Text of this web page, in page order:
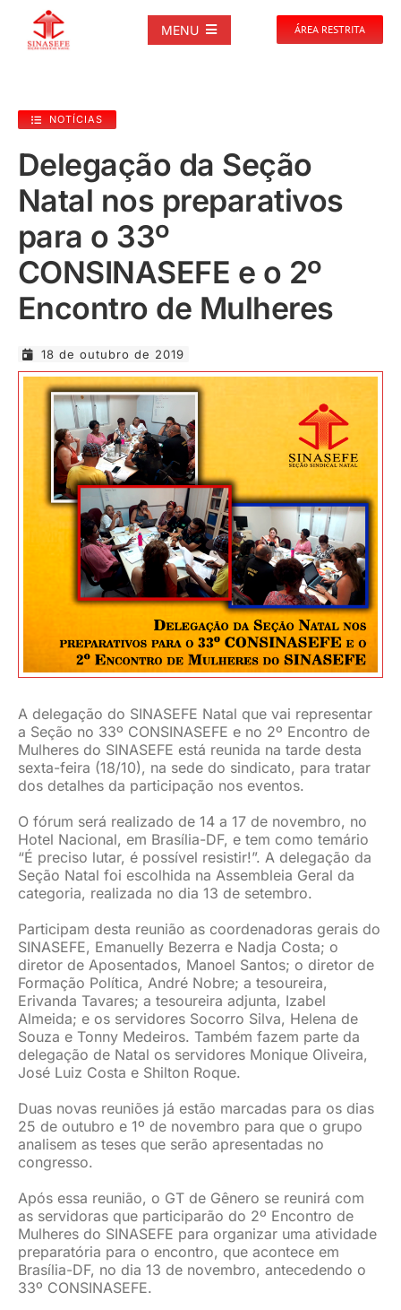
MENU
NOTÍCIAS
PUBLICAÇÕES
DOCUMENTOS
GALERIAS
EVENTOS
JURÍDICO
CLUBE
CONTATO
ÁREA RESTRITA
NOTÍCIAS
Delegação da Seção
Natal nos preparativos
para o 33º
CONSINASEFE e o 2º
Encontro de Mulheres
18 de outubro de 2019
A delegação do SINASEFE Natal que vai representar
a Seção no 33º CONSINASEFE e no 2º Encontro de
Mulheres do SINASEFE está reunida na tarde desta
sexta-feira (18/10), na sede do sindicato, para tratar
dos detalhes da participação nos eventos.
O fórum será realizado de 14 a 17 de novembro, no
Hotel Nacional, em Brasília-DF, e tem como temário
“É preciso lutar, é possível resistir!”. A delegação da
Seção Natal foi escolhida na Assembleia Geral da
categoria, realizada no dia 13 de setembro.
Participam desta reunião as coordenadoras gerais do
SINASEFE, Emanuelly Bezerra e Nadja Costa; o
diretor de Aposentados, Manoel Santos; o diretor de
Formação Política, André Nobre; a tesoureira,
Erivanda Tavares; a tesoureira adjunta, Izabel
Almeida; e os servidores Socorro Silva, Helena de
Souza e Tonny Medeiros. Também fazem parte da
delegação de Natal os servidores Monique Oliveira,
José Luiz Costa e Shilton Roque.
Duas novas reuniões já estão marcadas para os dias
25 de outubro e 1º de novembro para que o grupo
analisem as teses que serão apresentadas no
congresso.
Após essa reunião, o GT de Gênero se reunirá com
as servidoras que participarão do 2º Encontro de
Mulheres do SINASEFE para organizar uma atividade
preparatória para o encontro, que acontece em
Brasília-DF, no dia 13 de novembro, antecedendo o
33º CONSINASEFE.